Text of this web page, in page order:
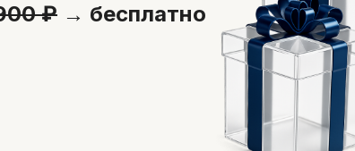
₽ → бесплатно